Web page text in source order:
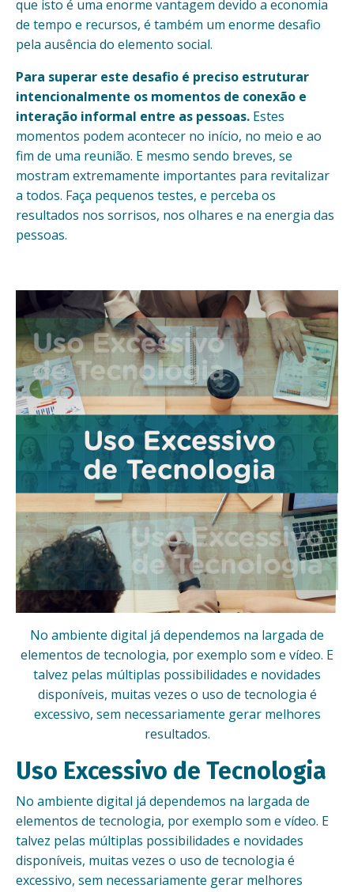
que isto é uma enorme vantagem devido a economia
de tempo e recursos, é também um enorme desafio
pela ausência do elemento social.
Para superar este desafio é preciso estruturar
intencionalmente os momentos de conexão e
interação informal entre as pessoas. Estes
momentos podem acontecer no início, no meio e ao
fim de uma reunião. E mesmo sendo breves, se
mostram extremamente importantes para revitalizar
a todos. Faça pequenos testes, e perceba os
resultados nos sorrisos, nos olhares e na energia das
pessoas.
No ambiente digital já dependemos na largada de
elementos de tecnologia, por exemplo som e vídeo. E
talvez pelas múltiplas possibilidades e novidades
disponíveis, muitas vezes o uso de tecnologia é
excessivo, sem necessariamente gerar melhores
resultados.
Uso Excessivo de Tecnologia
No ambiente digital já dependemos na largada de
elementos de tecnologia, por exemplo som e vídeo. E
talvez pelas múltiplas possibilidades e novidades
disponíveis, muitas vezes o uso de tecnologia é
excessivo, sem necessariamente gerar melhores